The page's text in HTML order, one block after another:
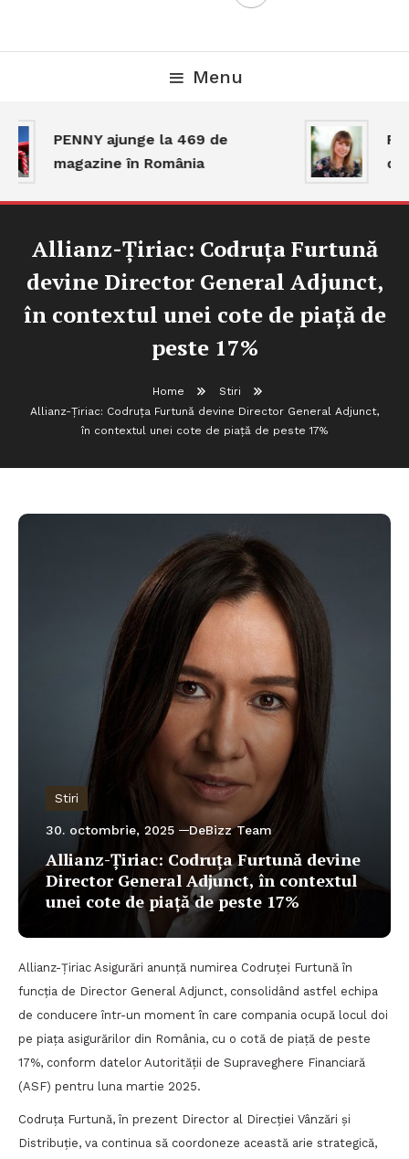
Menu
PENNY ajunge la 469 de
magazine în România
Allianz-Țiriac: Codruța Furtună
devine Director General Adjunct,
în contextul unei cote de piață de
peste 17%
Home
Stiri
Allianz-Țiriac: Codruța Furtună devine Director General Adjunct,
în contextul unei cote de piață de peste 17%
Stiri
30. octombrie, 2025 DeBizz Team
Allianz-Țiriac: Codruța Furtună devine
Director General Adjunct, în contextul
unei cote de piață de peste 17%
Allianz-Țiriac Asigurări anunță numirea Codruței Furtună în
funcția de Director General Adjunct, consolidând astfel echipa
de conducere într-un moment în care compania ocupă locul doi
pe piața asigurărilor din România, cu o cotă de piață de peste
17%, conform datelor Autorității de Supraveghere Financiară
(ASF) pentru luna martie 2025.
Codruța Furtună, în prezent Director al Direcției Vânzări și
Distribuție, va continua să coordoneze această arie strategică,